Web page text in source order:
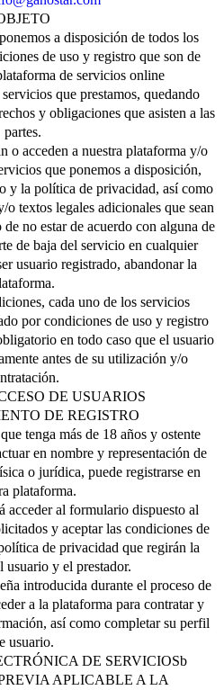
a disposición de todos los
de uso y registro que son de
de servicios online
que prestamos, quedando
y obligaciones que asisten a las
partes.
o acceden a nuestra plataforma y/o
que ponemos a disposición,
y la política de privacidad, así como
textos legales adicionales que sean
no estar de acuerdo con alguna de
de baja del servicio en cualquier
usuario registrado, abandonar la
cada uno de los servicios
por condiciones de uso y registro
en todo caso que el usuario
antes de su utilización y/o
DE USUARIOS
DE REGISTRO
tenga más de 18 años y ostente
en nombre y representación de
o jurídica, puede registrarse en
plataforma.
acceder al formulario dispuesto al
y aceptar las condiciones de
de privacidad que regirán la
usuario y el prestador.
introducida durante el proceso de
a la plataforma para contratar y
así como completar su perfil
usuario.
DE SERVICIOSb
APLICABLE A LA